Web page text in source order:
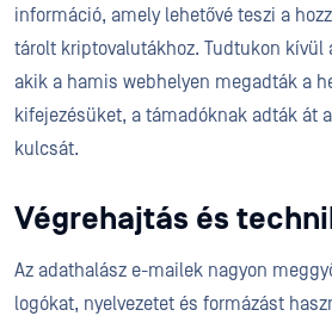
információ, amely lehetővé teszi a
tárolt kriptovalutákhoz. Tudtukon kívül
akik a hamis webhelyen megadták a
kifejezésüket, a támadóknak adták át
kulcsát.
Végrehajtás és
Az adathalász e-mailek nagyon
logókat, nyelvezetet és formázást